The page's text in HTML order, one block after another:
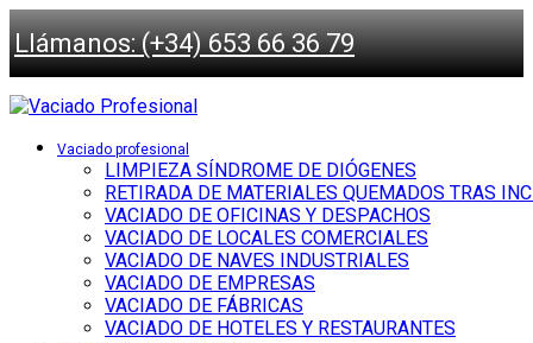
Llámanos: (+34) 653 66 36 79
Vaciado profesional
LIMPIEZA SÍNDROME DE DIÓGENES
RETIRADA DE MATERIALES QUEMADOS TRAS
VACIADO DE OFICINAS Y DESPACHOS
VACIADO DE LOCALES COMERCIALES
VACIADO DE NAVES INDUSTRIALES
VACIADO DE EMPRESAS
VACIADO DE FÁBRICAS
VACIADO DE HOTELES Y RESTAURANTES